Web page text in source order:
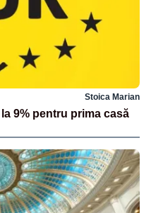
Stoica Marian
9% pentru prima casă